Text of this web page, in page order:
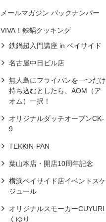
メールマガジン バックナンバー
VIVA！鉄鍋クッキング
鉄鍋超入門講座 in ベイサイド
名古屋中日ビル店
無人島にフライパンを一つだけ
持ち込むとしたら、AOM（ア
オム）一択！
オリジナルダッチオーブンCK-
9
TEKKIN-PAN
葉山本店・開店10周年記念
横浜ベイサイド店イベントスケ
ジュール
オリジナルスモーカーCUYURI
くゆり